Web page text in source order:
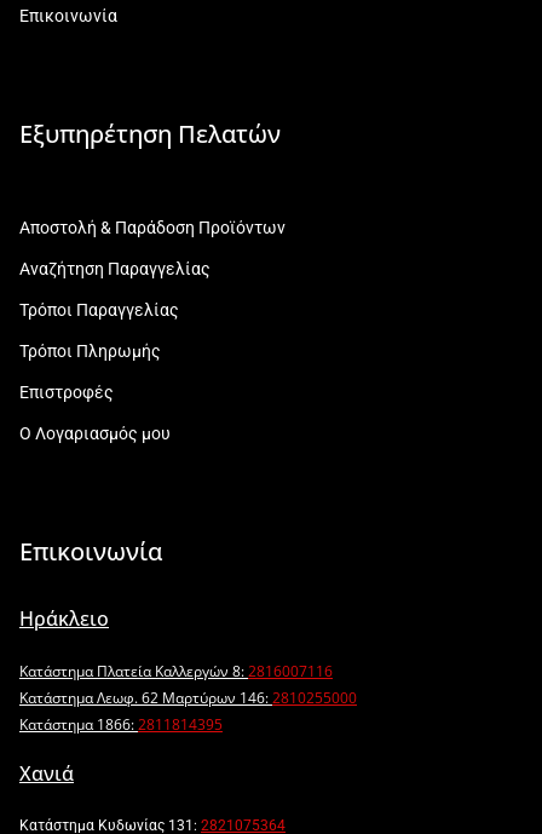
Επικοινωνία
Εξυπηρέτηση Πελατών
Αποστολή & Παράδοση Προϊόντων
Αναζήτηση Παραγγελίας
Τρόποι Παραγγελίας
Τρόποι Πληρωμής
Επιστροφές
Ο Λογαριασμός μου
Επικοινωνία
Ηράκλειο
Κατάστημα Πλατεία Καλλεργών 8:2816007116
Κατάστημα Λεωφ. 62 Μαρτύρων 146:2810255000
Κατάστημα 1866:2811814395
Χανιά
Κατάστημα Κυδωνίας 131: 2821075364